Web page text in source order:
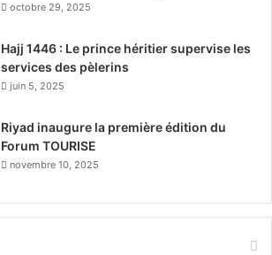
octobre 29, 2025
Hajj 1446 : Le prince héritier supervise les
services des pèlerins
juin 5, 2025
Riyad inaugure la première édition du
Forum TOURISE
novembre 10, 2025